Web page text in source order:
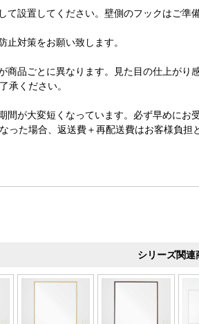
て設置してください。壁側のフックはご準
対策をお願い致します。
品ごとに異なります。見た目の仕上がり
承ください。
が大変短くなっています。必ず早めにお
った場合、返送費＋再配送費はお客様負担
シリーズ関連